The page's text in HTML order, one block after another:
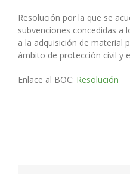
Resolución por la que se
subvenciones concedidas a
a la adquisición de material
ámbito de protección civil y
Enlace al BOC: Resolución